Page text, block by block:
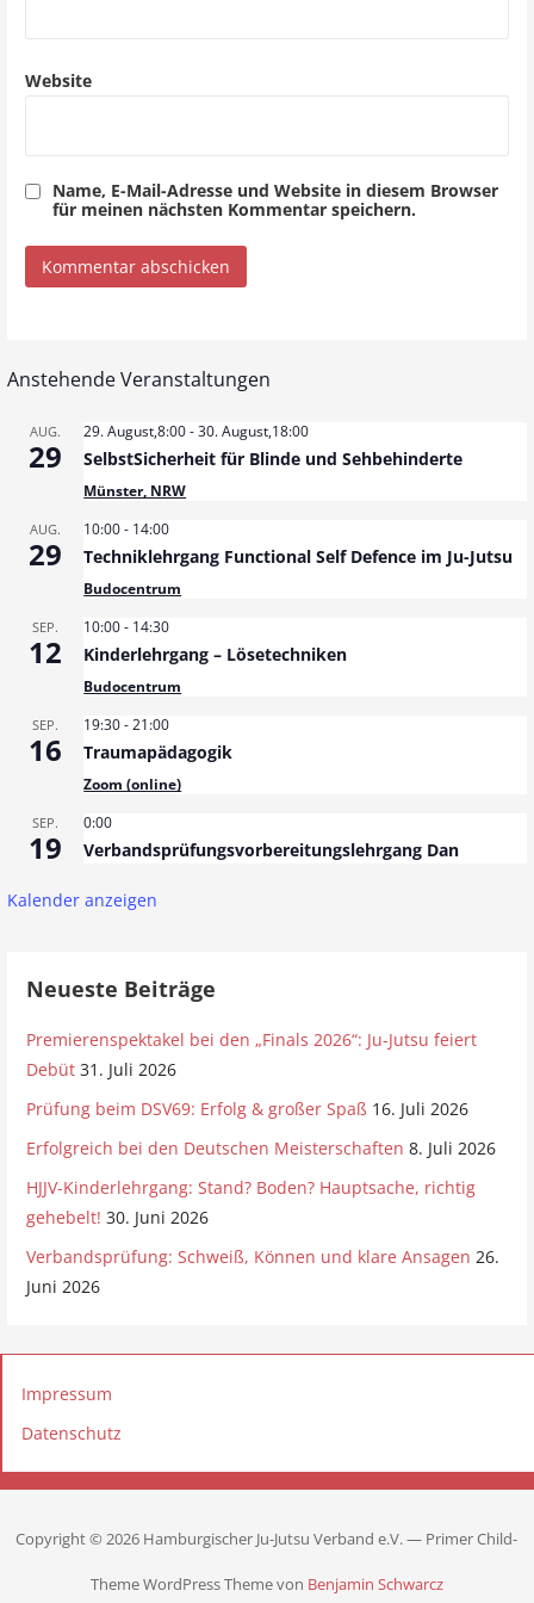
Website
Name, E-Mail-Adresse und Website in diesem Browser
für meinen nächsten Kommentar speichern.
Anstehende Veranstaltungen
AUG.
29
29. August,8:00-30. August,18:00
SelbstSicherheit für Blinde und Sehbehinderte
Münster, NRW
AUG.
29
10:00- 14:00
Techniklehrgang Functional Self Defence im Ju-Jutsu
Budocentrum
SEP.
12
10:00- 14:30
Kinderlehrgang – Lösetechniken
Budocentrum
SEP.
16
19:30-21:00
Traumapädagogik
Zoom (online)
SEP.
19
0:00
Verbandsprüfungsvorbereitungslehrgang Dan
Kalender anzeigen
Neueste Beiträge
Premierenspektakel bei den „Finals 2026“: Ju-Jutsu feiert
Debüt 31. Juli 2026
Prüfung beim DSV69: Erfolg & großer Spaß 16. Juli 2026
Erfolgreich bei den Deutschen Meisterschaften 8. Juli 2026
HJJV-Kinderlehrgang: Stand? Boden? Hauptsache, richtig
gehebelt! 30. Juni 2026
Verbandsprüfung: Schweiß, Können und klare Ansagen 26.
Juni 2026
Impressum
Datenschutz
Copyright © 2026 Hamburgischer Ju-Jutsu Verband e.V. — Primer Child-
Theme WordPress Theme von Benjamin Schwarcz